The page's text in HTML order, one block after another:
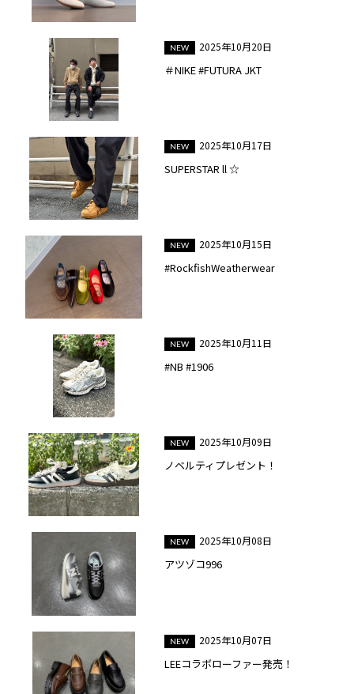
2025年10月20日
＃NIKE #FUTURA JKT
2025年10月17日
SUPERSTAR ll ☆
2025年10月15日
#RockfishWeatherwear
2025年10月11日
#NB #1906
2025年10月09日
ノベルティプレゼント！
2025年10月08日
アツゾコ996
2025年10月07日
LEEコラボローファー発売！